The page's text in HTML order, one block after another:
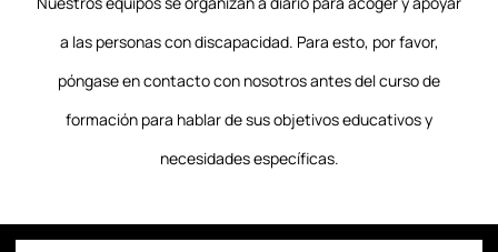
a las personas con discapacidad. Para esto, por favor,
póngase en contacto con nosotros antes del curso de
formación para hablar de sus objetivos educativos y
necesidades específicas.